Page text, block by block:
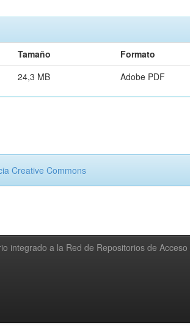
Tamaño
Formato
24,3 MB Adobe PDF
Creative Commons
integrado a la Red de Repositorios de